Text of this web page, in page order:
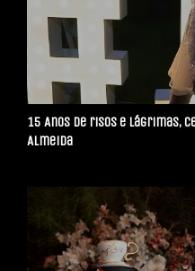
15 Anos de risos e lágrimas,
Almeida